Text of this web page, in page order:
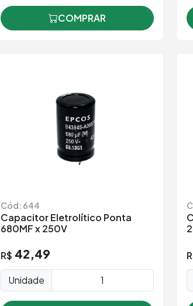
COMPRAR
Cód: 644
Capacitor Eletrolítico Ponta
680MF x 250V
R$ 42,49
Unidade